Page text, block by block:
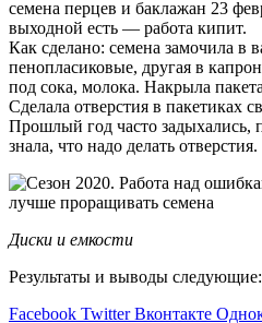
семена перцев и баклажан 23
выходной есть — работа кипит.
Как сделано: семена замочила в
пенопласиковые, другая в
под сока, молока. Накрыла
Сделала отверстия в пакетиках
Прошлый год часто задыхались,
знала, что надо делать отверстия.
Диски и емкости
Результаты и выводы следующие:
Facebook Twitter Вконтакте